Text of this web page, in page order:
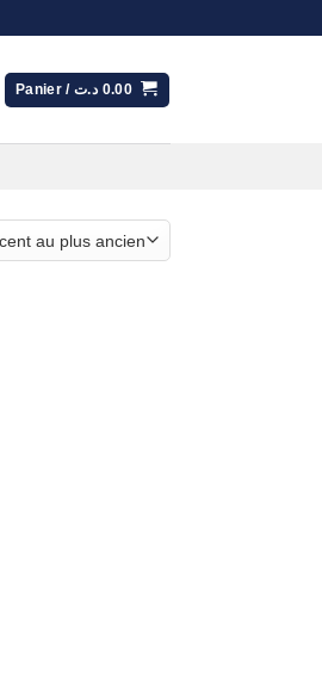
Panier / 0.00 د.ت